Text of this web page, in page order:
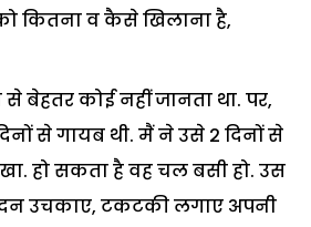
कितना व कैसे खिलाना है,
बेहतर कोई नहीं जानता था. पर,
से गायब थी. मैं ने उसे 2 दिनों से
हो सकता है वह चल बसी हो. उस
उचकाए, टकटकी लगाए अपनी